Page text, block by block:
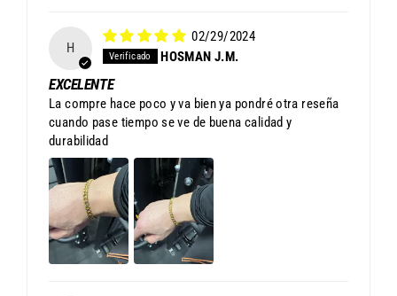
H
02/29/2024
HOSMAN J.M.
EXCELENTE
La compre hace poco y va bien ya pondré otra reseña
cuando pase tiempo se ve de buena calidad y
durabilidad